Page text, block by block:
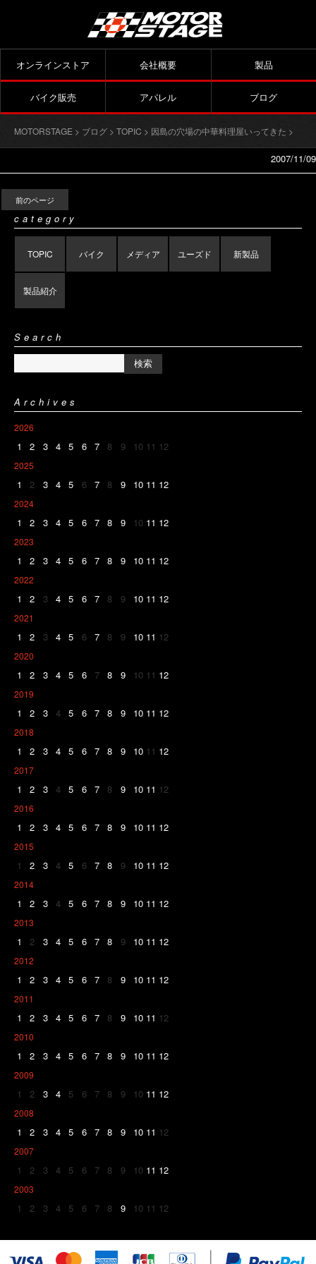
オンラインストア 会社概要 製品
バイク販売 アパレル ブログ
MOTORSTAGE > ブログ > TOPIC > 因島の穴場の中華料理屋いってきた >
2007/11/09
前のページ
category
TOPIC バイク メディア ユーズド 新製品
製品紹介
Search
Archives
2026
1 2 3 4 5 6 7 8 9 10 11 12
2025
1 2 3 4 5 6 7 8 9 10 11 12
2024
1 2 3 4 5 6 7 8 9 10 11 12
2023
1 2 3 4 5 6 7 8 9 10 11 12
2022
1 2 3 4 5 6 7 8 9 10 11 12
2021
1 2 3 4 5 6 7 8 9 10 11 12
2020
1 2 3 4 5 6 7 8 9 10 11 12
2019
1 2 3 4 5 6 7 8 9 10 11 12
2018
1 2 3 4 5 6 7 8 9 10 11 12
2017
1 2 3 4 5 6 7 8 9 10 11 12
2016
1 2 3 4 5 6 7 8 9 10 11 12
2015
1 2 3 4 5 6 7 8 9 10 11 12
2014
1 2 3 4 5 6 7 8 9 10 11 12
2013
1 2 3 4 5 6 7 8 9 10 11 12
2012
1 2 3 4 5 6 7 8 9 10 11 12
2011
1 2 3 4 5 6 7 8 9 10 11 12
2010
1 2 3 4 5 6 7 8 9 10 11 12
2009
1 2 3 4 5 6 7 8 9 10 11 12
2008
1 2 3 4 5 6 7 8 9 10 11 12
2007
1 2 3 4 5 6 7 8 9 10 11 12
2003
1 2 3 4 5 6 7 8 9 10 11 12